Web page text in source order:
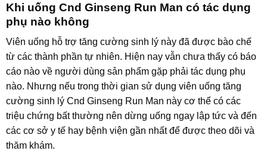
Khi uống Cnd Ginseng Run Man có tác dụng
phụ nào không
Viên uống hỗ trợ tăng cường sinh lý này đã được bào chế
từ các thành phần tự nhiên. Hiện nay vẫn chưa thấy có báo
cáo nào về người dùng sản phẩm gặp phải tác dụng phụ
nào. Nhưng nếu trong thời gian sử dụng viên uống tăng
cường sinh lý Cnd Ginseng Run Man này cơ thể có các
triệu chứng bất thường nên dừng uống ngay lập tức và đến
các cơ sở y tế hay bệnh viện gần nhất để được theo dõi và
thăm khám.